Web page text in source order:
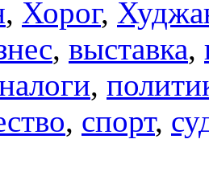
, Хорог,
, выставка,
,
, спорт,